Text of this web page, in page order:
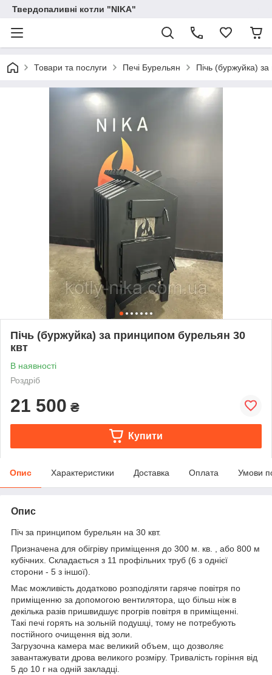
Твердопаливні котли "NIKA"
Товари та послуги Печі Бурельян Пічь (буржуйка)
Пічь (буржуйка) за принципом бурельян 30
квт
В наявності
Роздріб
21 500 ₴
Купити
Опис Характеристики Доставка Оплата Умови
Опис
Піч за принципом бурельян на 30 квт.
Призначена для обігріву приміщення до 300 м. кв. , або 800 м
кубічних. Складається з 11 профільних труб (6 з однієї
сторони - 5 з іншої).
Має можливість додатково розподіляти гаряче повітря по
приміщенню за допомогою вентилятора, що більш ніж в
декілька разів пришвидшує прогрів повітря в приміщенні.
Такі печі горять на зольній подушці, тому не потребують
постійного очищення від золи.
Загрузочна камера має великий объем, що дозволяє
завантажувати дрова великого розміру. Тривалість горіння від
5 до 10 г на одній закладці.